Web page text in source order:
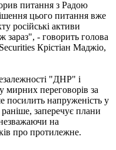
питання з Радою
цього питання вже
російські активи
- говорить голова
Крістіан Маджіо,
"ДНР" і
переговорів за
посилить напруженість у
заперечує плани
на
про протилежне.